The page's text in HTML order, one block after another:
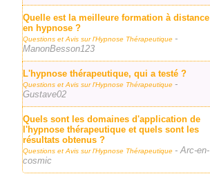
Quelle est la meilleure formation à distance
en hypnose ?
Questions et Avis sur l'Hypnose Thérapeutique -
ManonBesson123
L'hypnose thérapeutique, qui a testé ?
Questions et Avis sur l'Hypnose Thérapeutique -
Gustave02
Quels sont les domaines d'application de
l'hypnose thérapeutique et quels sont les
résultats obtenus ?
Questions et Avis sur l'Hypnose Thérapeutique - Arc-en-
cosmic